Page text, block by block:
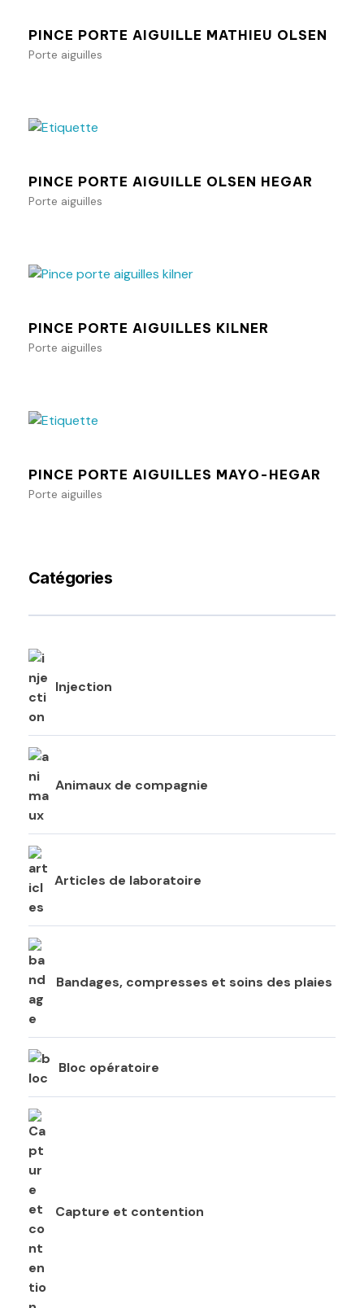
PINCE PORTE AIGUILLE MATHIEU OLSEN
Porte aiguilles
PINCE PORTE AIGUILLE OLSEN HEGAR
Porte aiguilles
PINCE PORTE AIGUILLES KILNER
Porte aiguilles
PINCE PORTE AIGUILLES MAYO-HEGAR
Porte aiguilles
Catégories
Injection
Animaux de compagnie
Articles de laboratoire
Bandages, compresses et soins des plaies
Bloc opératoire
Capture et contention